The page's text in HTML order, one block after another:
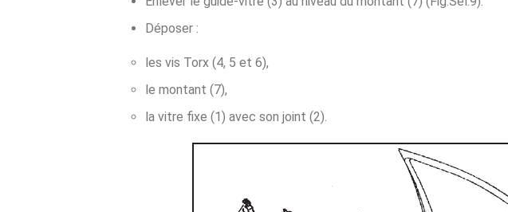
Déposer :
les vis Torx (4, 5 et 6),
le montant (7),
la vitre fixe (1) avec son joint (2).